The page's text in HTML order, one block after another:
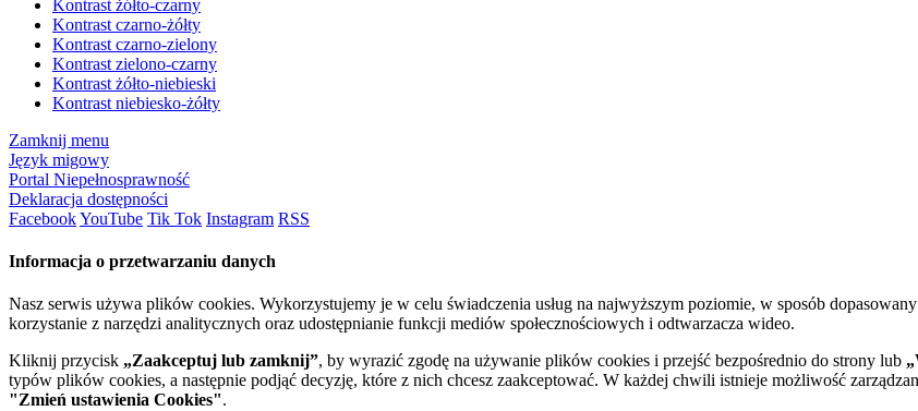
Kontrast żółto-czarny
Kontrast czarno-żółty
Kontrast czarno-zielony
Kontrast zielono-czarny
Kontrast żółto-niebieski
Kontrast niebiesko-żółty
Zamknij menu
Język migowy
Portal Niepełnosprawność
Deklaracja dostępności
FacebookYouTube Tik Tok Instagram RSS
Informacja o przetwarzaniu danych
Nasz serwis używa plików cookies. Wykorzystujemy je w celu świadczenia usług na najwyższym poziomie, w sposób
korzystanie z narzędzi analitycznych oraz udostępnianie funkcji mediów społecznościowych i odtwarzacza wideo.
Kliknij przycisk „Zaakceptuj lub zamknij”, by wyrazić zgodę na używanie plików cookies i przejść bezpośrednio do strony lub
typów plików cookies, a następnie podjąć decyzję, które z nich chcesz zaakceptować. W każdej chwili istnieje możliwość
"Zmień ustawienia Cookies".